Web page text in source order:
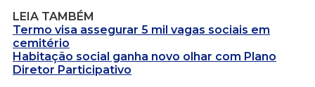
LEIA TAMBÉM
Termo visa assegurar 5 mil vagas sociais em
cemitério
Habitação social ganha novo olhar com Plano
Diretor Participativo